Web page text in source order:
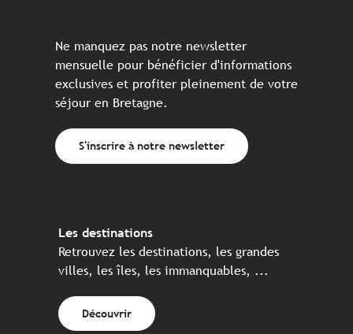
Ne manquez pas notre newsletter
mensuelle pour bénéficier d'informations
exclusives et profiter pleinement de votre
séjour en Bretagne.
S'inscrire à notre newsletter
Les destinations
Retrouvez les destinations, les grandes
villes, les îles, les immanquables, ...
Découvrir